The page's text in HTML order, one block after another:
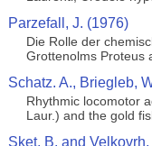
Parzefall, J. (1976)
Die Rolle der
Grottenolms Proteus
Schatz. A., Briegleb,
Rhythmic locomotor
Laur.) and the gold
Sket, B. and Velkovrh,